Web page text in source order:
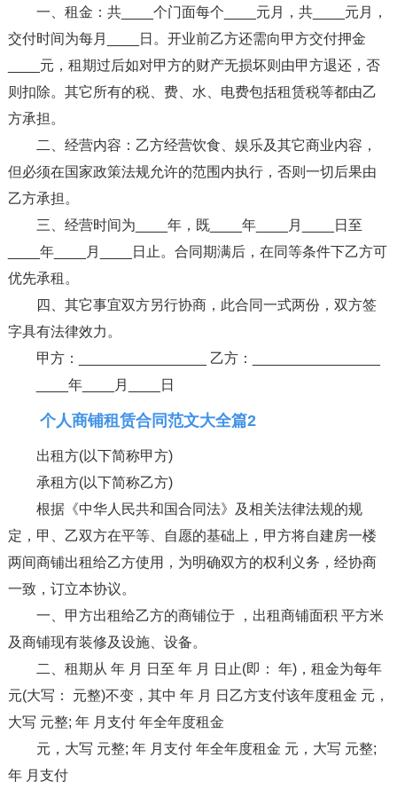
一、租金：共____个门面每个____元月，共____元月，
交付时间为每月____日。开业前乙方还需向甲方交付押金
____元，租期过后如对甲方的财产无损坏则由甲方退还，否
则扣除。其它所有的税、费、水、电费包括租赁税等都由乙
方承担。
二、经营内容：乙方经营饮食、娱乐及其它商业内容，
但必须在国家政策法规允许的范围内执行，否则一切后果由
乙方承担。
三、经营时间为____年，既____年____月____日至
____年____月____日止。合同期满后，在同等条件下乙方可
优先承租。
四、其它事宜双方另行协商，此合同一式两份，双方签
字具有法律效力。
甲方：________________ 乙方：________________
____年____月____日
个人商铺租赁合同范文大全篇2
出租方(以下简称甲方)
承租方(以下简称乙方)
根据《中华人民共和国合同法》及相关法律法规的规
定，甲、乙双方在平等、自愿的基础上，甲方将自建房一楼
两间商铺出租给乙方使用，为明确双方的权利义务，经协商
一致，订立本协议。
一、甲方出租给乙方的商铺位于 ，出租商铺面积 平方米
及商铺现有装修及设施、设备。
二、租期从 年 月 日至 年 月 日止(即： 年)，租金为每年
元(大写： 元整)不变，其中 年 月 日乙方支付该年度租金 元，
大写 元整; 年 月支付 年全年度租金
元，大写 元整; 年 月支付 年全年度租金 元，大写 元整;
年 月支付